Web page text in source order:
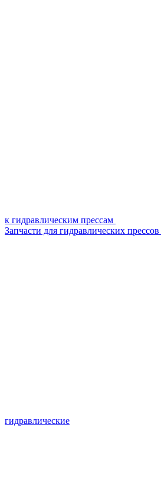
к гидравлическим прессам
Запчасти для гидравлических прессов
гидравлические